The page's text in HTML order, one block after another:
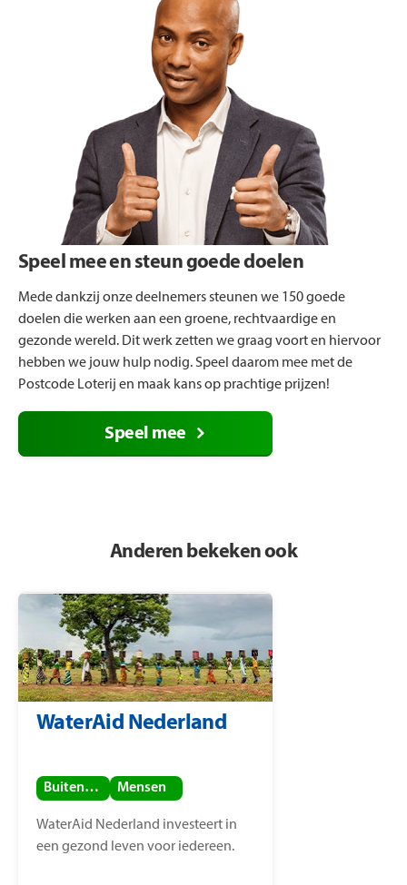
Speel mee en steun goede doelen
Mede dankzij onze deelnemers steunen we 150 goede
doelen die werken aan een groene, rechtvaardige en
gezonde wereld. Dit werk zetten we graag voort en hiervoor
hebben we jouw hulp nodig. Speel daarom mee met de
Postcode Loterij en maak kans op prachtige prijzen!
Speel mee
Anderen bekeken ook
WaterAid Nederland
Buitenland Mensen
WaterAid Nederland investeert in
een gezond leven voor iedereen.